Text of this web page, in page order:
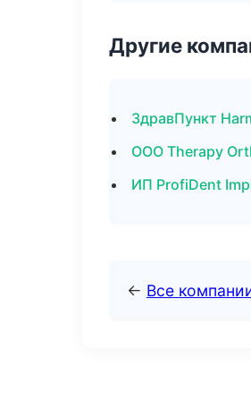
Другие
ЗдравПункт
ООО Therapy
ИП ProfiDent
← Все